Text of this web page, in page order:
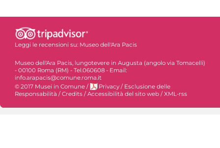
Leggi le recensioni su: Museo dell'Ara Pacis
Museo dell'Ara Pacis, lungotevere in Augusta (angolo via Tomacelli)
- 00100 Roma (RM) - Tel.060608 - Email:
info.arapacis@comune.roma.it
© 2017 Musei in Comune / Privacy / Esclusione delle
Responsabilità / Credits / Accessibilità del sito web / XML-rss